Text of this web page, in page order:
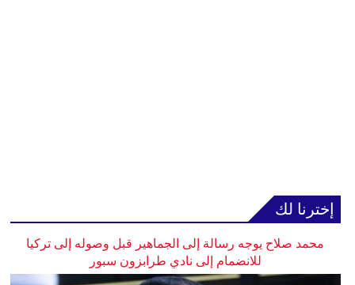
إخترنا لك
محمد صلاح يوجه رسالة إلى الجماهير قبل وصوله إلى تركيا
للانضمام إلى نادي طرابزون سبور